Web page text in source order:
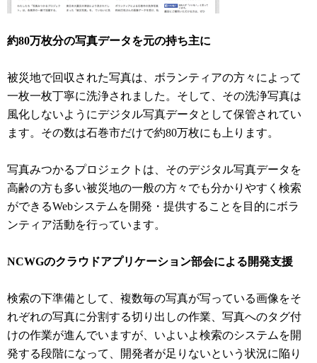
約80万枚分の写真データを元の持ち主に
被災地で回収された写真は、ボランティアの方々によって
一枚一枚丁寧に洗浄されました。そして、その洗浄写真は
風化しないようにデジタル写真データとして保管されてい
ます。その数は石巻市だけで約80万枚にも上ります。
写真みつかるプロジェクトは、そのデジタル写真データを
高齢の方も多い被災地の一般の方々でも分かりやすく検索
ができるWebシステムを開発・提供することを目的にボラ
ンティア活動を行っています。
NCWGのクラウドアプリケーション部会による開発支援
検索の下準備として、複数毎の写真が写っている画像をそ
れぞれの写真に分割する切り出しの作業、写真へのタグ付
けの作業が進んでいますが、いよいよ検索のシステムを開
発する段階になって、開発者が足りないという状況に陥り